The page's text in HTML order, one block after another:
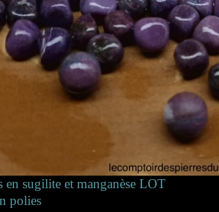
en sugilite et manganèse LOT
polies